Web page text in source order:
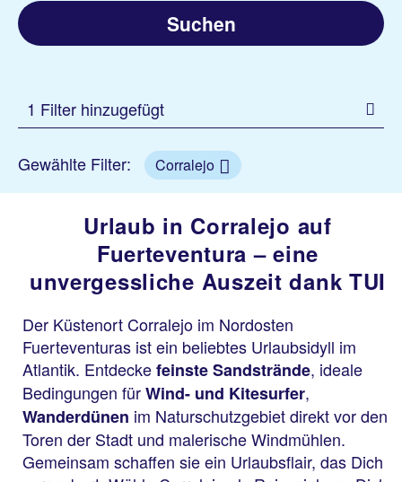
Suchen
1 Filter hinzugefügt
Gewählte Filter: Corralejo
Urlaub in Corralejo auf
Fuerteventura – eine
unvergessliche Auszeit dank TUI
Der Küstenort Corralejo im Nordosten
Fuerteventuras ist ein beliebtes Urlaubsidyll im
Atlantik. Entdeckefeinste Sandstrände, ideale
Bedingungen fürWind- und Kitesurfer,
Wanderdünen im Naturschutzgebiet direkt vor den
Toren der Stadt und malerische Windmühlen.
Gemeinsam schaffen sie ein Urlaubsflair, das Dich